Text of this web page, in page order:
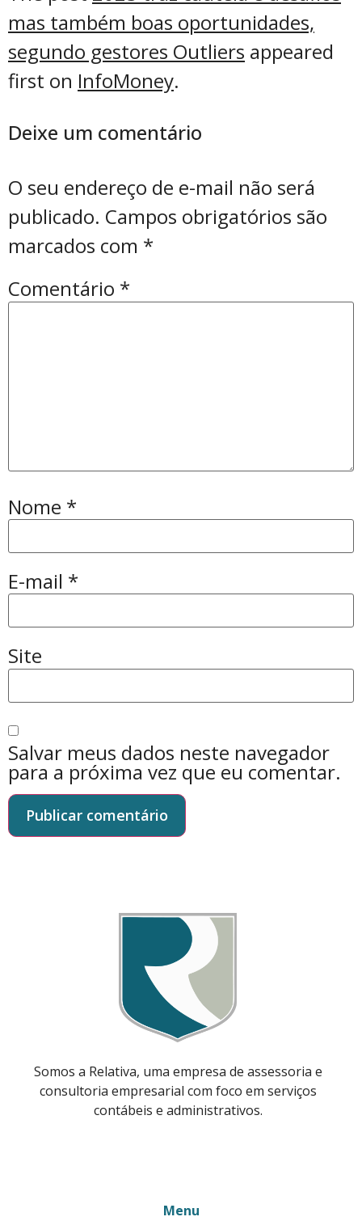
mas também boas oportunidades,
segundo gestores Outliers appeared
first on InfoMoney.
Deixe um comentário
O seu endereço de e-mail não será
publicado. Campos obrigatórios são
marcados com *
Comentário *
Nome *
E-mail *
Site
Salvar meus dados neste navegador
para a próxima vez que eu comentar.
Somos a Relativa, uma empresa de assessoria e
consultoria empresarial com foco em serviços
contábeis e administrativos.
Menu